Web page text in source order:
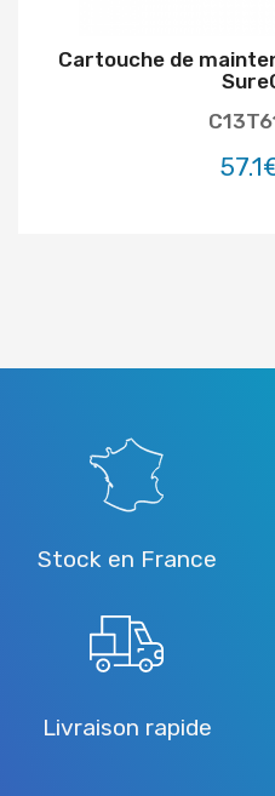
Cartouche de
Stock en France
Livraison rapide